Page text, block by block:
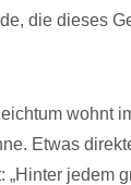
die dieses
wohnt
Etwas
„Hinter jedem